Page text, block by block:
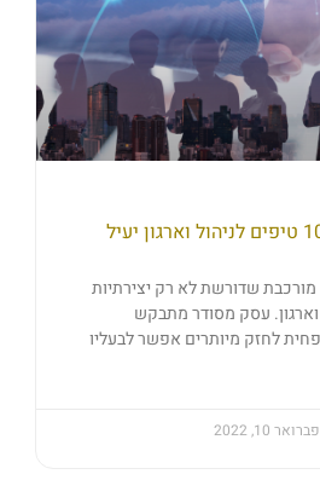
עושים סדר בעסק: 10 טיפים לניהול וארגון יעיל
שדורשת לא רק יצירתיות
עסק מסודר מתבקש
לחזק מיותרים אפשר לבעליו
פברואר 10, 2022